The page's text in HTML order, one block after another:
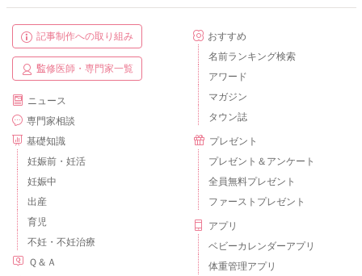
記事制作への取り組み
監修医師・専門家一覧
ニュース
専門家相談
基礎知識
妊娠前・妊活
妊娠中
出産
育児
不妊・不妊治療
Ｑ＆Ａ
おすすめ
名前ランキング検索
アワード
マガジン
タウン誌
プレゼント
プレゼント＆アンケート
全員無料プレゼント
ファーストプレゼント
アプリ
ベビーカレンダーアプリ
体重管理アプリ